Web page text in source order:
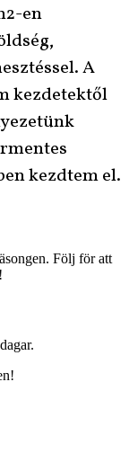
en
A
kezdetektől
kezdtem el.
Följ för att